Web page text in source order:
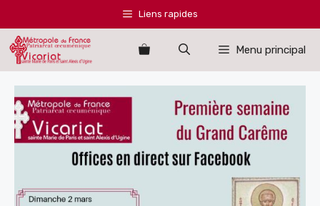
au
contenu
Liens rapides
Menu principal